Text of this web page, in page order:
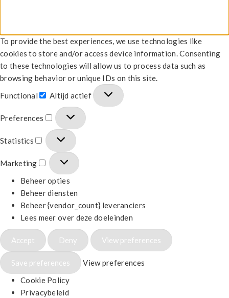
To provide the best experiences, we use technologies like
cookies to store and/or access device information. Consenting
to these technologies will allow us to process data such as
browsing behavior or unique IDs on this site.
Functional
Altijd actief
Preferences
Statistics
Marketing
Beheer opties
Beheer diensten
Beheer {vendor_count} leveranciers
Lees meer over deze doeleinden
Accept Deny View preferences
Save preferences
View preferences
Cookie Policy
Privacybeleid